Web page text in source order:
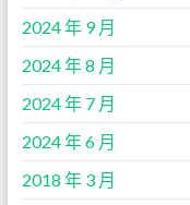
2024 年 9 月
2024 年 8 月
2024 年 7 月
2024 年 6 月
2018 年 3 月